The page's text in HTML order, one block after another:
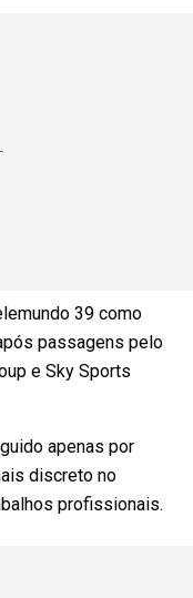
39 como
passagens pelo
e Sky Sports
apenas por
discreto no
profissionais.